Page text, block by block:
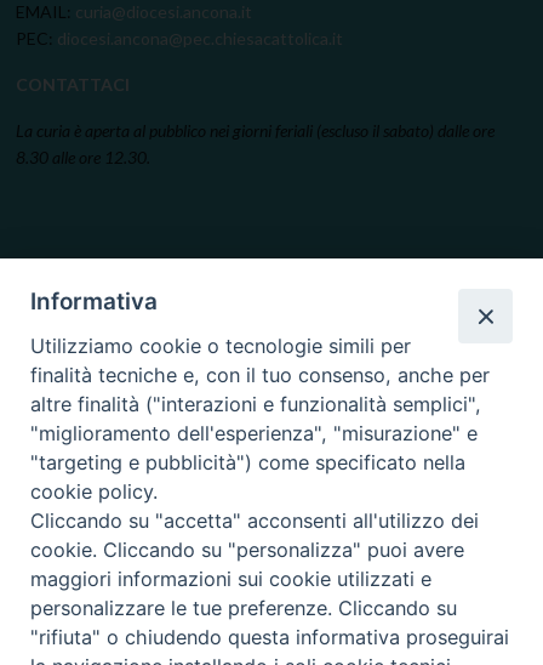
EMAIL: curia@diocesi.ancona.it
PEC: diocesi.ancona@pec.chiesacattolica.it
CONTATTACI
La curia è aperta al pubblico nei giorni feriali (escluso il sabato) dalle ore
8.30 alle ore 12.30.
Informativa
Utilizziamo cookie o tecnologie simili per
finalità tecniche e, con il tuo consenso, anche per
altre finalità ("interazioni e funzionalità semplici",
"miglioramento dell'esperienza", "misurazione" e
"targeting e pubblicità") come specificato nella
cookie policy.
Cliccando su "accetta" acconsenti all'utilizzo dei
cookie. Cliccando su "personalizza" puoi avere
maggiori informazioni sui cookie utilizzati e
personalizzare le tue preferenze. Cliccando su
"rifiuta" o chiudendo questa informativa proseguirai